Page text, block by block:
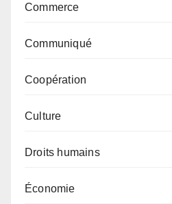
Commerce
Communiqué
Coopération
Culture
Droits humains
Économie